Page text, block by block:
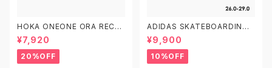
HOKA ONEONE ORA RECO
VERY SLIDE 3 ホカオネオネ
オラ リカバリー スライド 3 109
9675 BDGGR メンズ リカバリ
ーサンダル
¥7,920
20%OFF
ADIDAS SKATEBOARDING
CAMPUS ADV B22716 26.0
-29.0 アディダス スケートボー
ディング キャンパスADV
¥9,900
10%OFF